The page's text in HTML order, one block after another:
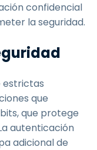
confidencial
la seguridad.
estrictas
que
que protege
autenticación
adicional de